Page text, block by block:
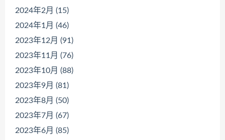
2024年2月 (15)
2024年1月 (46)
2023年12月 (91)
2023年11月 (76)
2023年10月 (88)
2023年9月 (81)
2023年8月 (50)
2023年7月 (67)
2023年6月 (85)